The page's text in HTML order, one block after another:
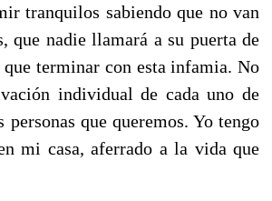
tranquilos sabiendo que no van
que nadie llamará a su puerta de
que terminar con esta infamia. No
individual de cada uno de
personas que queremos. Yo tengo
mi casa, aferrado a la vida que